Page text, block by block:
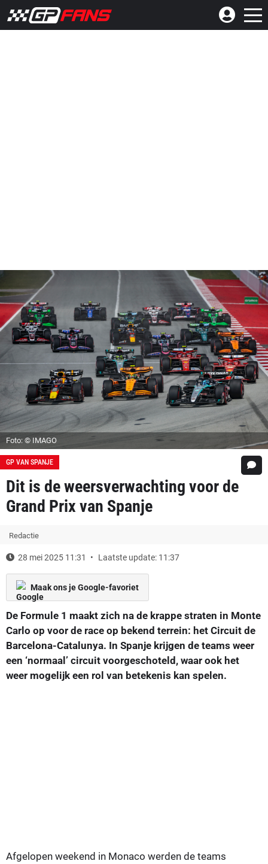
Foto: © IMAGO
GP VAN SPANJE
Dit is de weersverwachting voor de
Grand Prix van Spanje
Redactie
28 mei 2025 11:31 Laatste update: 11:37
Maak ons je Google-favoriet
De Formule 1 maakt zich na de krappe straten in Monte
Carlo op voor de race op bekend terrein: het Circuit de
Barcelona-Catalunya. In Spanje krijgen de teams weer
een ‘normaal’ circuit voorgeschoteld, waar ook het
weer mogelijk een rol van betekenis kan spelen.
Afgelopen weekend in Monaco werden de teams